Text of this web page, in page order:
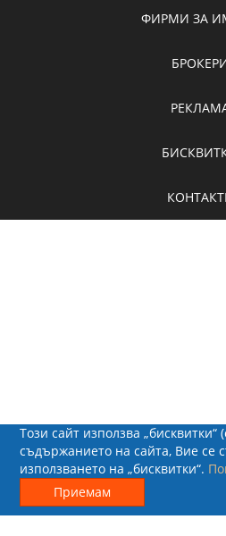
ФИРМИ ЗА
© 2026 -
Този сайт използва „бисквитки“
съдържанието на сайта, Вие се
използването на „бисквитки“.
Приемам